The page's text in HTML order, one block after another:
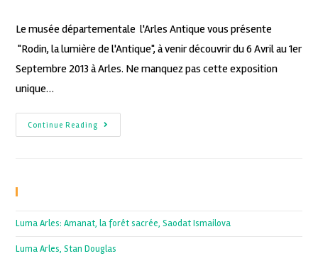
Le musée départementale l'Arles Antique vous présente
"Rodin, la lumière de l'Antique", à venir découvrir du 6 Avril au 1er
Septembre 2013 à Arles. Ne manquez pas cette exposition
unique…
Continue Reading
Luma Arles: Amanat, la forêt sacrée, Saodat Ismailova
Luma Arles, Stan Douglas